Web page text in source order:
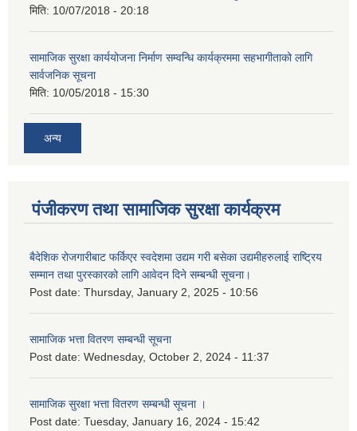
मिति: 10/07/2018 - 20:18
सामाजिक सुरक्षा कार्ययोजना निर्माण सम्वन्धि कार्यक्रममा सहभागीताको लागि
सार्वजनिक सूचना
मिति: 10/05/2018 - 15:30
अन्य
पंजीकरण तथा सामाजिक सुरक्षा कार्यक्रम
बैदेशिक रोजगारीबाट फर्किएर स्वदेशमा उद्यम गरी बसेका उद्यमीहरुलाई राष्‍ट्रिय
सम्मान तथा पुरस्कारको लागि आवेदन दिने सम्बन्धी सूचना।
Post date: Thursday, January 2, 2025 - 10:56
सामाजिक भत्ता वितरण सम्बन्धी सूचना
Post date: Wednesday, October 2, 2024 - 11:37
सामाजिक सुरक्षा भत्ता वितरण सम्बन्धी सूचना ।
Post date: Tuesday, January 16, 2024 - 15:42